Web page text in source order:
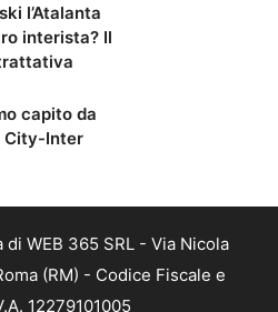
l’Atalanta
interista? Il
capito da
City-Inter
WEB 365 SRL - Via Nicola
(RM) - Codice Fiscale e
12279101005